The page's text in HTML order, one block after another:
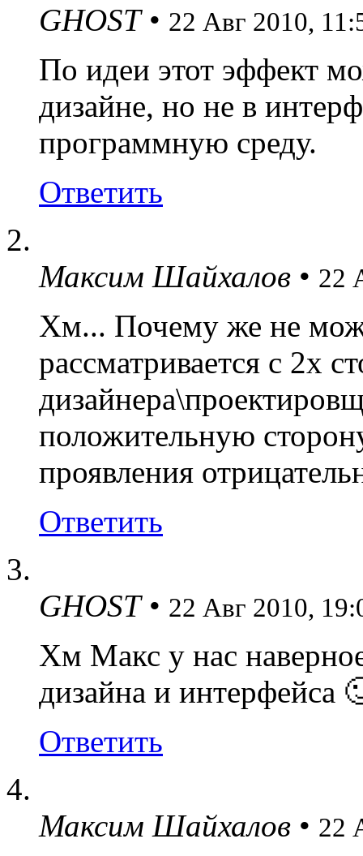
GHOST • 22 Авг 2010,
По идеи этот эффект
дизайне, но не в
программную среду.
Ответить
Максим Шайхалов • 22
Хм... Почему же не
рассматривается с 2х
положительную
проявления
Ответить
GHOST • 22 Авг 2010,
Хм Макс у нас
дизайна и интерфейса
Ответить
Максим Шайхалов • 22